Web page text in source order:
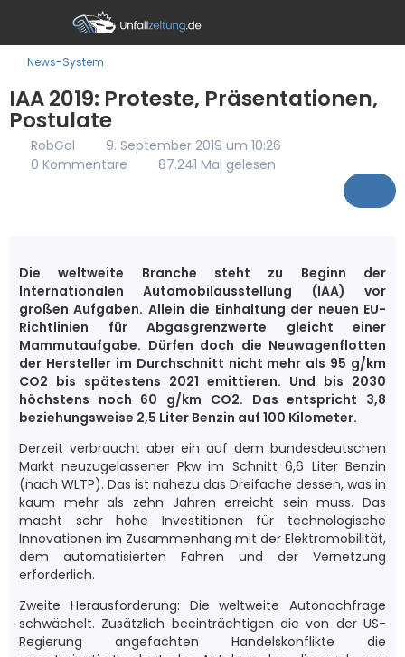
News-System
IAA 2019: Proteste, Präsentationen,
Postulate
RobGal
9. September 2019 um 10:26
0 Kommentare
87.241 Mal gelesen
Die weltweite Branche steht zu Beginn der
Internationalen Automobilausstellung (IAA) vor
großen Aufgaben. Allein die Einhaltung der neuen EU-
Richtlinien für Abgasgrenzwerte gleicht einer
Mammutaufgabe. Dürfen doch die Neuwagenflotten
der Hersteller im Durchschnitt nicht mehr als 95 g/km
CO2 bis spätestens 2021 emittieren. Und bis 2030
höchstens noch 60 g/km CO2. Das entspricht 3,8
beziehungsweise 2,5 Liter Benzin auf 100 Kilometer.
Derzeit verbraucht aber ein auf dem bundesdeutschen
Markt neuzugelassener Pkw im Schnitt 6,6 Liter Benzin
(nach WLTP). Das ist nahezu das Dreifache dessen, was in
kaum mehr als zehn Jahren erreicht sein muss. Das
macht sehr hohe Investitionen für technologische
Innovationen im Zusammenhang mit der Elektromobilität,
dem automatisierten Fahren und der Vernetzung
erforderlich.
Zweite Herausforderung: Die weltweite Autonachfrage
schwächelt. Zusätzlich beeinträchtigen die von der US-
Regierung angefachten Handelskonflikte die